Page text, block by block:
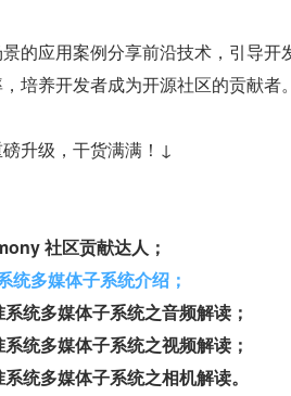
的应用案例分享前沿技术，引导开
培养开发者成为开源社区的贡献者。
升级，干货满满！↓
社区贡献达人；
多媒体子系统介绍；
统多媒体子系统之音频解读；
统多媒体子系统之视频解读；
统多媒体子系统之相机解读。